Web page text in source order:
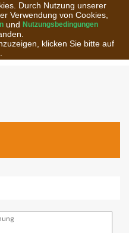
Durch Nutzung unserer
Verwendung von Cookies,
und Nutzungsbedingungen
klicken Sie bitte auf